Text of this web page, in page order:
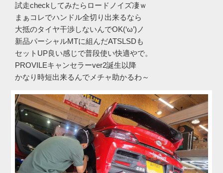
試走checkしてみたらロードノイズ凄ｗ
まぁコレでハンドル全切り出来るなら
大抵のタイヤ干渉しないんでOK(‘ω’)ノ
新品パーシャルMTに組んだATSLSDも
セットUP良い感じで普段使い快適やで。
PROVILEキャンセラーver2誕生以降
かなり時短出来るんでメチャ助かるわ～